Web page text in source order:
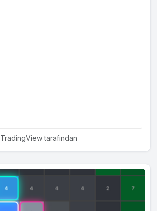
TradingView tarafından